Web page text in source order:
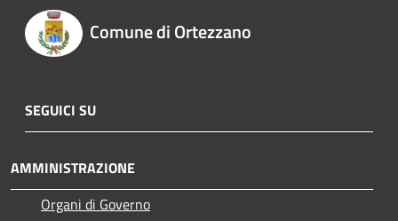
Comune di Ortezzano
SEGUICI SU
AMMINISTRAZIONE
Organi di Governo